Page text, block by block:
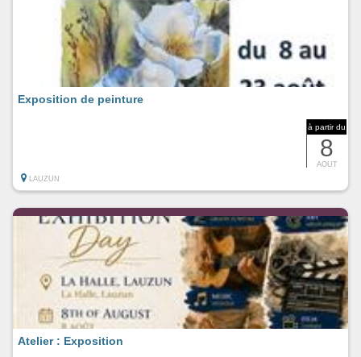
à partir du
8
AOUT
Exposition de peinture
LAUZUN
Atelier : Exposition